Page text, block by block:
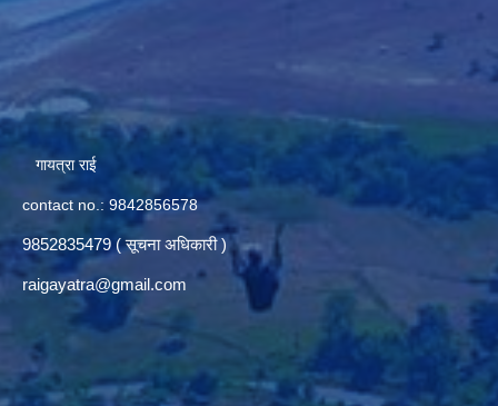
गायत्रा राई
contact no.: 9842856578
9852835479 ( सूचना अधिकारी )
raigayatra@gmail.com